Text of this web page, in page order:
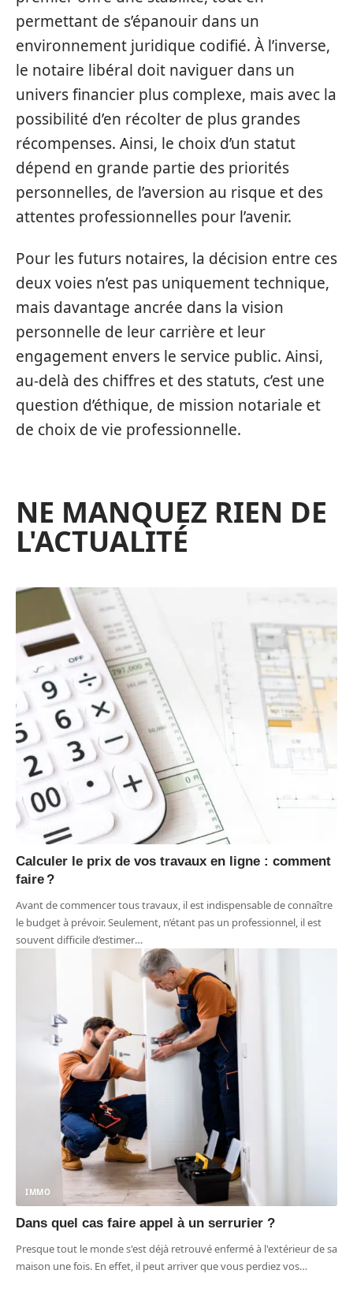
permettant de s’épanouir dans un
environnement juridique codifié. À l’inverse,
le notaire libéral doit naviguer dans un
univers financier plus complexe, mais avec la
possibilité d’en récolter de plus grandes
récompenses. Ainsi, le choix d’un statut
dépend en grande partie des priorités
personnelles, de l’aversion au risque et des
attentes professionnelles pour l’avenir.
Pour les futurs notaires, la décision entre ces
deux voies n’est pas uniquement technique,
mais davantage ancrée dans la vision
personnelle de leur carrière et leur
engagement envers le service public. Ainsi,
au-delà des chiffres et des statuts, c’est une
question d’éthique, de mission notariale et
de choix de vie professionnelle.
NE MANQUEZ RIEN DE
L'ACTUALITÉ
IMMO
Calculer le prix de vos travaux en ligne : comment
faire ?
Avant de commencer tous travaux, il est indispensable de connaître
le budget à prévoir. Seulement, n’étant pas un professionnel, il est
souvent difficile d’estimer…
IMMO
Dans quel cas faire appel à un serrurier ?
Presque tout le monde s'est déjà retrouvé enfermé à l'extérieur de sa
maison une fois. En effet, il peut arriver que vous perdiez vos…